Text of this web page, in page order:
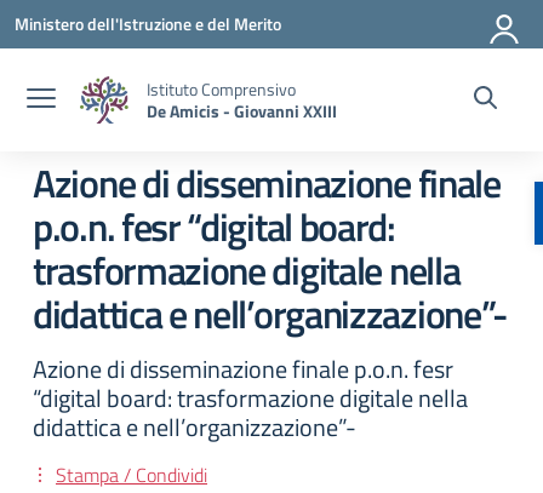
Vai ai contenuti
Vai al menu di navigazione
Vai al footer
Ministero dell'Istruzione e del Merito
Istituto Comprensivo
De Amicis - Giovanni XXIII
Azione di disseminazione finale
p.o.n. fesr “digital board:
trasformazione digitale nella
didattica e nell’organizzazione”-
Azione di disseminazione finale p.o.n. fesr
“digital board: trasformazione digitale nella
didattica e nell’organizzazione”-
Stampa / Condividi